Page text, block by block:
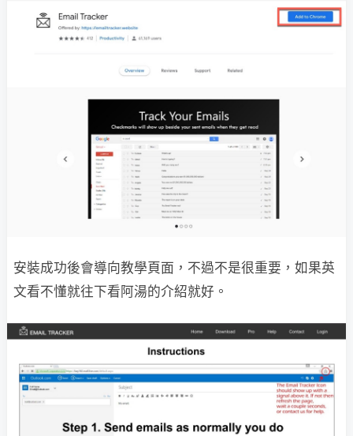
安裝成功後會導向教學頁面，不過不是很重要，如果英
文看不懂就往下看阿湯的介紹就好。